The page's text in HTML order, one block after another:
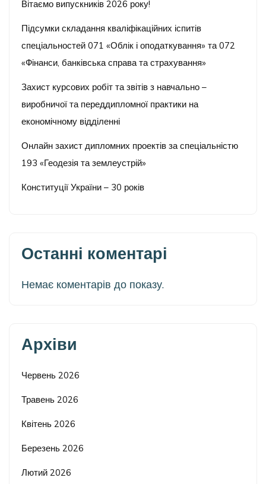
Вітаємо випускників 2026 року!
Підсумки складання кваліфікаційних іспитів
спеціальностей 071 «Облік і оподаткування» та 072
«Фінанси, банківська справа та страхування»
Захист курсових робіт та звітів з навчально –
виробничої та переддипломної практики на
економічному відділенні
Онлайн захист дипломних проектів за спеціальністю
193 «Геодезія та землеустрій»
Конституції України – 30 років
Останні коментарі
Немає коментарів до показу.
Архіви
Червень 2026
Травень 2026
Квітень 2026
Березень 2026
Лютий 2026